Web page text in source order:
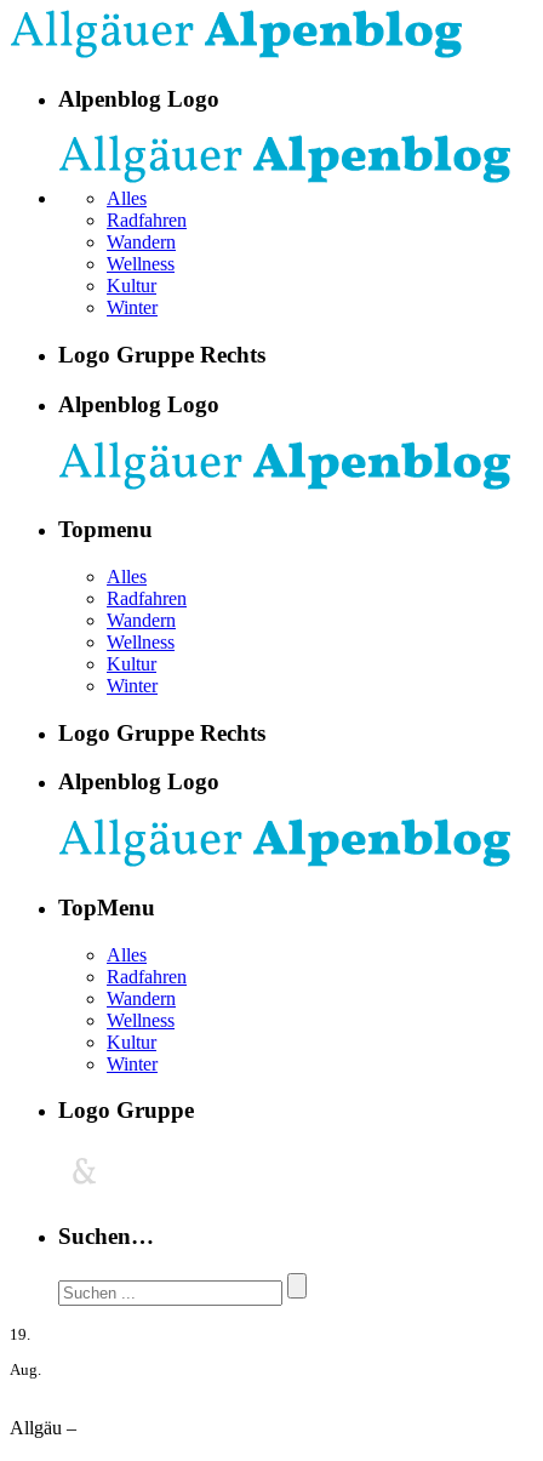
Alpenblog Logo
Alles
Radfahren
Wandern
Wellness
Kultur
Winter
Logo Gruppe Rechts
Alpenblog Logo
Topmenu
Alles
Radfahren
Wandern
Wellness
Kultur
Winter
Logo Gruppe Rechts
Alpenblog Logo
TopMenu
Alles
Radfahren
Wandern
Wellness
Kultur
Winter
Logo Gruppe
Suchen…
19.
Aug.
Allgäu –